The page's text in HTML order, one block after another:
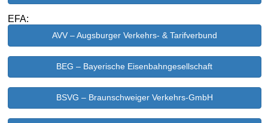
EFA:
AVV – Augsburger Verkehrs- & Tarifverbund
BEG – Bayerische Eisenbahngesellschaft
BSVG – Braunschweiger Verkehrs-GmbH